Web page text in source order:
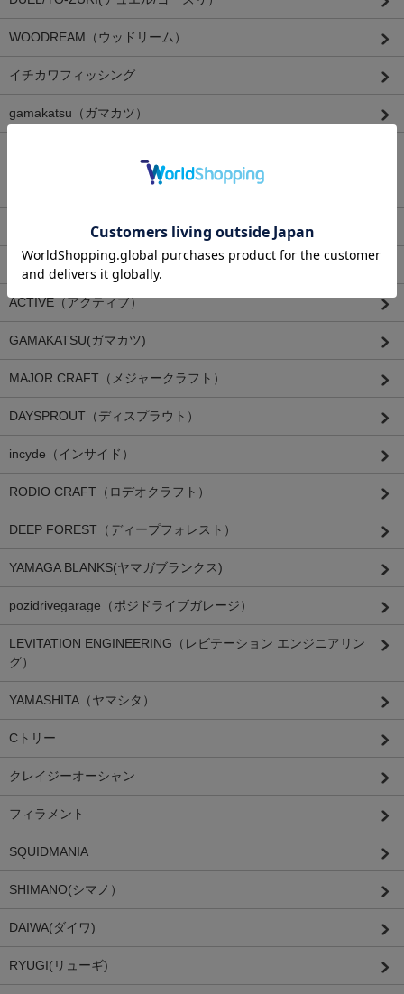
WOODREAM（ウッドリーム）
イチカワフィッシング
gamakatsu（ガマカツ）
SUNLINE （サンライン）
KUREHA（クレハ）
カンジインターナショナル（KANJI INTERNATIONAL ）
ACTIVE（アクティブ）
GAMAKATSU(ガマカツ)
MAJOR CRAFT（メジャークラフト）
DAYSPROUT（ディスプラウト）
incyde（インサイド）
RODIO CRAFT（ロデオクラフト）
DEEP FOREST（ディープフォレスト）
YAMAGA BLANKS(ヤマガブランクス)
pozidrivegarage（ポジドライブガレージ）
LEVITATION ENGINEERING（レビテーション エンジニアリン
グ）
YAMASHITA（ヤマシタ）
Cトリー
クレイジーオーシャン
フィラメント
SQUIDMANIA
SHIMANO(シマノ）
DAIWA(ダイワ)
RYUGI(リューギ)